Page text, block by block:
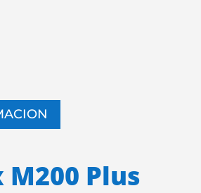
Plus